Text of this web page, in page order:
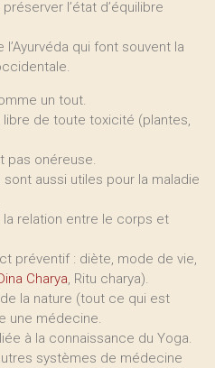
l’état d’équilibre
qui font souvent la
un tout.
libre de toute toxicité (plantes,
pas onéreuse.
aussi utiles pour la maladie
relation entre le corps et
préventif : diète, mode de vie,
Charya, Ritu charya).
la nature (tout ce qui est
une médecine.
à la connaissance du Yoga.
systèmes de médecine